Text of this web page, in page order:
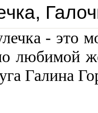
- это
любимой
Галина